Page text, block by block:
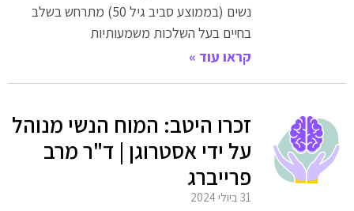
נשים (בממוצע סביב גיל 50) מתרחש בשלב
בחיים בעל השלכות משמעותיות
קראו עוד »
זכרו היטב: המוח הנשי מנוהל
על ידי אסטרוגן | ד"ר מרב
פרייברג
31 ביולי 2024